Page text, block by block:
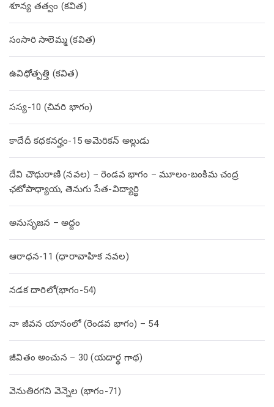
శూన్య తత్వం (కవిత)
సంసారి సాలెమ్మ (కవిత)
ఉవిధోత్పత్తి (కవిత)
సస్య-10 (చివరి భాగం)
కాదేదీ కథకనర్హం-15 అమెరికన్ అల్లుడు
దేవి చౌధురాణి (నవల) – రెండవ భాగం – మూలం-బంకిమ చంద్ర
ఛటోపాధ్యాయ, తెనుగు సేత-విద్యార్థి
అనుసృజన – అద్దం
ఆరాధన-11 (ధారావాహిక నవల)
నడక దారిలో(భాగం-54)
నా జీవన యానంలో (రెండవ భాగం) – 54
జీవితం అంచున – 30 (యదార్థ గాథ)
వెనుతిరగని వెన్నెల (భాగం-71)